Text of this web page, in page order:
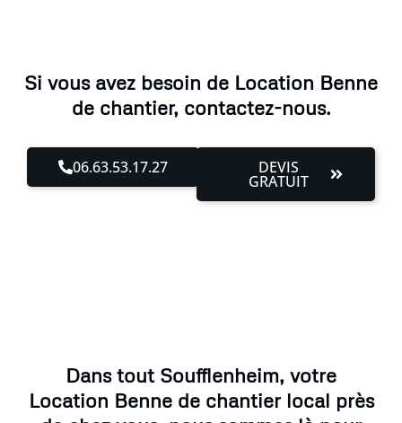
Si vous avez besoin de Location Benne
de chantier, contactez-nous.
06.63.53.17.27 DEVIS
GRATUIT
Dans tout Soufflenheim, votre
Location Benne de chantier local près